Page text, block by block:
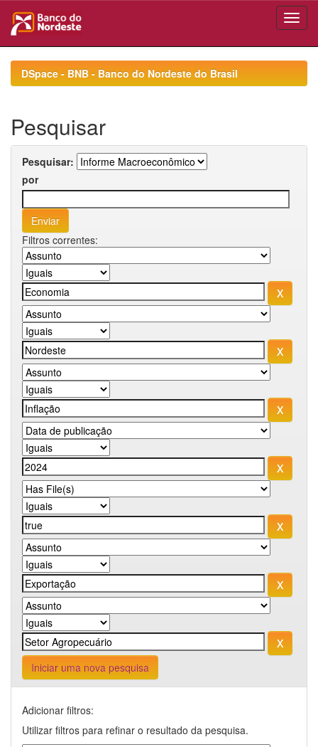
navigationDSpace - BNB - Banco do Nordeste do Brasil
Pesquisar
Pesquisar:
por
Filtros correntes:
Iniciar uma nova pesquisa
Adicionar filtros:
Utilizar filtros para refinar o resultado da pesquisa.